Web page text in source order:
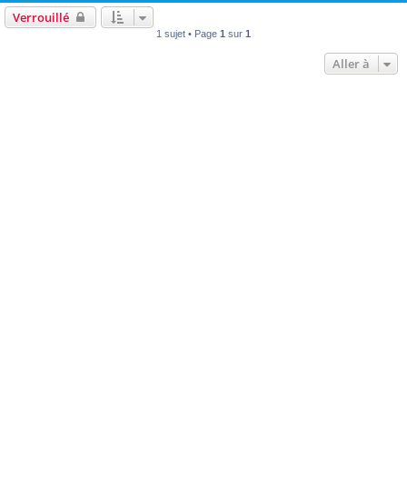
r
Verrouillé
1 sujet • Page 1 sur 1
Aller à